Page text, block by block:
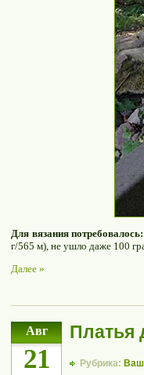
Для вязания потребовалось:
г/565 м), не ушло даже 100
Далее »
Авг
21
Платья
Рубрика: